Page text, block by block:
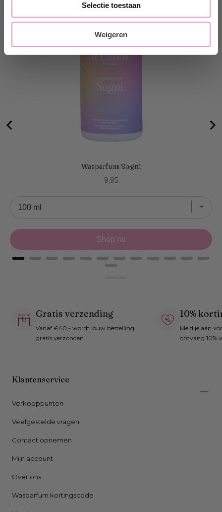
Selectie toestaan
Weigeren
Wasparfum Sogni
Price
9,95
Shop nu
Powered by Rebuy
Gratis verzending
Vanaf €40,- wordt jouw bestelling
gratis verzonden.
10%
Meld je aan
ontvang 10%
Klantenservice
Verkooppunten
Veelgestelde vragen
Contact opnemen
Mijn account
Over ons
Wasparfum kortingscode